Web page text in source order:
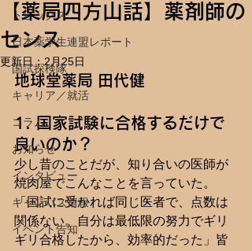
トピックス
日本薬学生連盟レポート
国試探検隊
キャリア／就活
コラム
お知らせ
インタビュー
キャンパス情報
イベント告知
【薬局四方山話】薬剤師の
センス
更新日：2月25日
地球堂薬局 田代健
1. 国家試験に合格するだけで
良いのか？
少し昔のことだが、知り合いの医師が
焼肉屋でこんなことを言っていた。
「国試に受かれば同じ医者で、点数は
関係ない。自分は最低限の努力でギリ
ギリ合格したから、効率的だった」皆